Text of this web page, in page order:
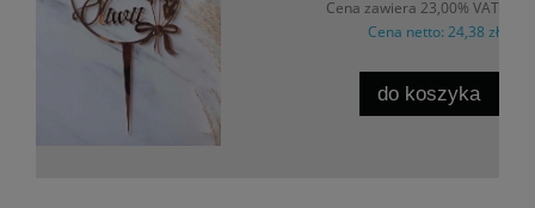
Cena zawiera 23,00% VAT
Cena netto: 24,38 zł
do koszyka